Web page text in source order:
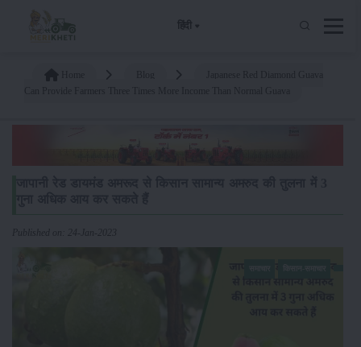
हिंदी
Published on: 24-Jan-2023